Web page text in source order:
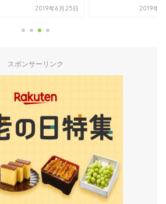
2019年6月25日 2019年7
スポンサーリンク